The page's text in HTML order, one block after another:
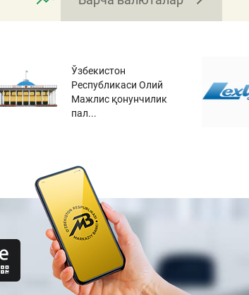
Ўзбекистон
Республикаси Олий
Мажлис қонунчилик
пал...